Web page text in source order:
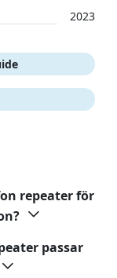
2023
repeater för
passar